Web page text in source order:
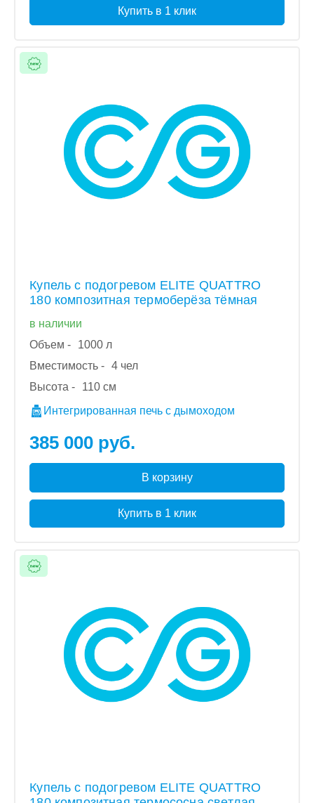
Купить в 1 клик
Купель с подогревом ELITE QUATTRO
180 композитная термоберёза тёмная
в наличии
Объем -
1000 л
Вместимость - 4 чел
Высота -
110 см
Интегрированная печь с дымоходом
385 000 руб.
В корзину
Купить в 1 клик
Купель с подогревом ELITE QUATTRO